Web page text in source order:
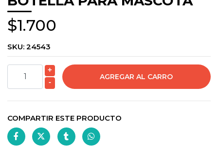
$1.700
SKU: 24543
+
-
COMPARTIR ESTE PRODUCTO